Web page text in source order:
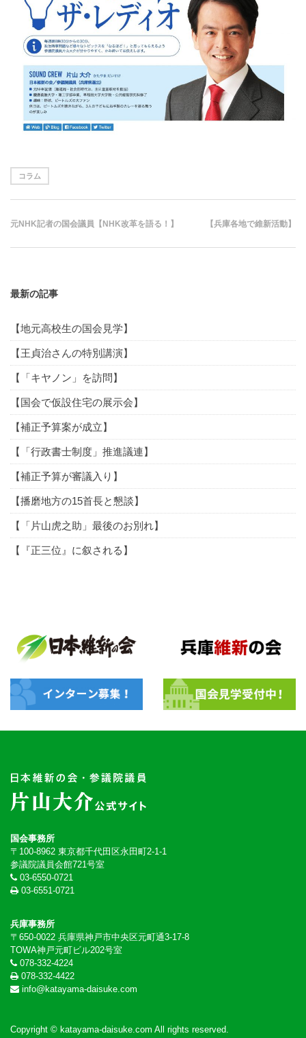
コラム
元NHK記者の国会議員【NHK改革を語る！】 【兵庫各地で維新活動】
最新の記事
【地元高校生の国会見学】
【王貞治さんの特別講演】
【「キヤノン」を訪問】
【国会で仮設住宅の展示会】
【補正予算案が成立】
【「行政書士制度」推進議連】
【補正予算が審議入り】
【播磨地方の15首長と懇談】
【「片山虎之助」最後のお別れ】
【『正三位』に叙される】
国会事務所
〒100-8962 東京都千代田区永田町2-1-1
参議院議員会館721号室
03-6550-0721
03-6551-0721
兵庫事務所
〒650-0022 兵庫県神戸市中央区元町通3-17-8
TOWA神戸元町ビル202号室
078-332-4224
078-332-4422
info@katayama-daisuke.com
Copyright © katayama-daisuke.com All rights reserved.